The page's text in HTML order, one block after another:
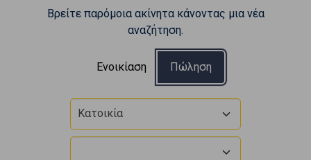
Βρείτε παρόμοια ακίνητα κάνοντας μια νέα
αναζήτηση.
Ενοικίαση Πώληση
Κατοικία